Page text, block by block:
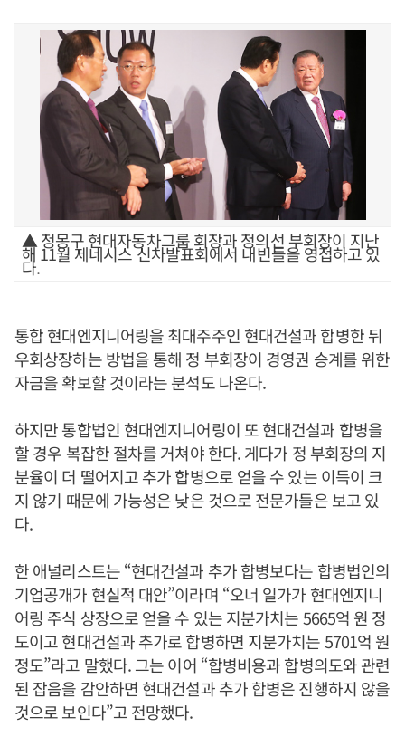
▲ 정몽구 현대자동차그룹 회장과 정의선 부회장이 지난
해 11월 제네시스 신차발표회에서 내빈들을 영접하고 있
다.
통합 현대엔지니어링을 최대주주인 현대건설과 합병한 뒤
우회상장하는 방법을 통해 정 부회장이 경영권 승계를 위한
자금을 확보할 것이라는 분석도 나온다.
하지만 통합법인 현대엔지니어링이 또 현대건설과 합병을
할 경우 복잡한 절차를 거쳐야 한다. 게다가 정 부회장의 지
분율이 더 떨어지고 추가 합병으로 얻을 수 있는 이득이 크
지 않기 때문에 가능성은 낮은 것으로 전문가들은 보고 있
다.
한 애널리스트는 “현대건설과 추가 합병보다는 합병법인의
기업공개가 현실적 대안”이라며 “오너 일가가 현대엔지니
어링 주식 상장으로 얻을 수 있는 지분가치는 5665억 원 정
도이고 현대건설과 추가로 합병하면 지분가치는 5701억 원
정도”라고 말했다. 그는 이어 “합병비용과 합병의도와 관련
된 잡음을 감안하면 현대건설과 추가 합병은 진행하지 않을
것으로 보인다”고 전망했다.